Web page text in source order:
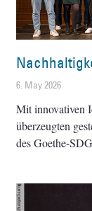
6. May 2026
Mit innovativen
überzeugten
des Goethe-